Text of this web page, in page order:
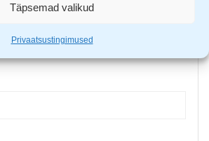
Täpsemad valikud
Privaatsustingimused